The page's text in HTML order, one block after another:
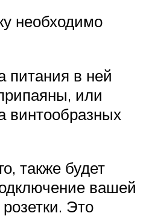
необходимо
питания в ней
или
винтообразных
также будет
вашей
Это